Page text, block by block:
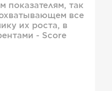
показателям, так
все
их роста, в
- Score